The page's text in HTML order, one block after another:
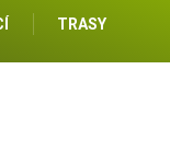
TRASY